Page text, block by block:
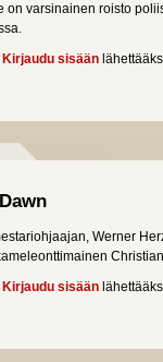
on varsinainen roisto
Paha poliisi -
Kirjaudu sisään
Werner
Operaatio Rescue
Kirjaudu sisään